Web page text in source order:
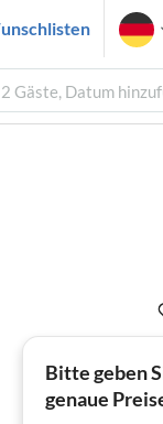
Gäste, Datum
Bitte geben
genaue